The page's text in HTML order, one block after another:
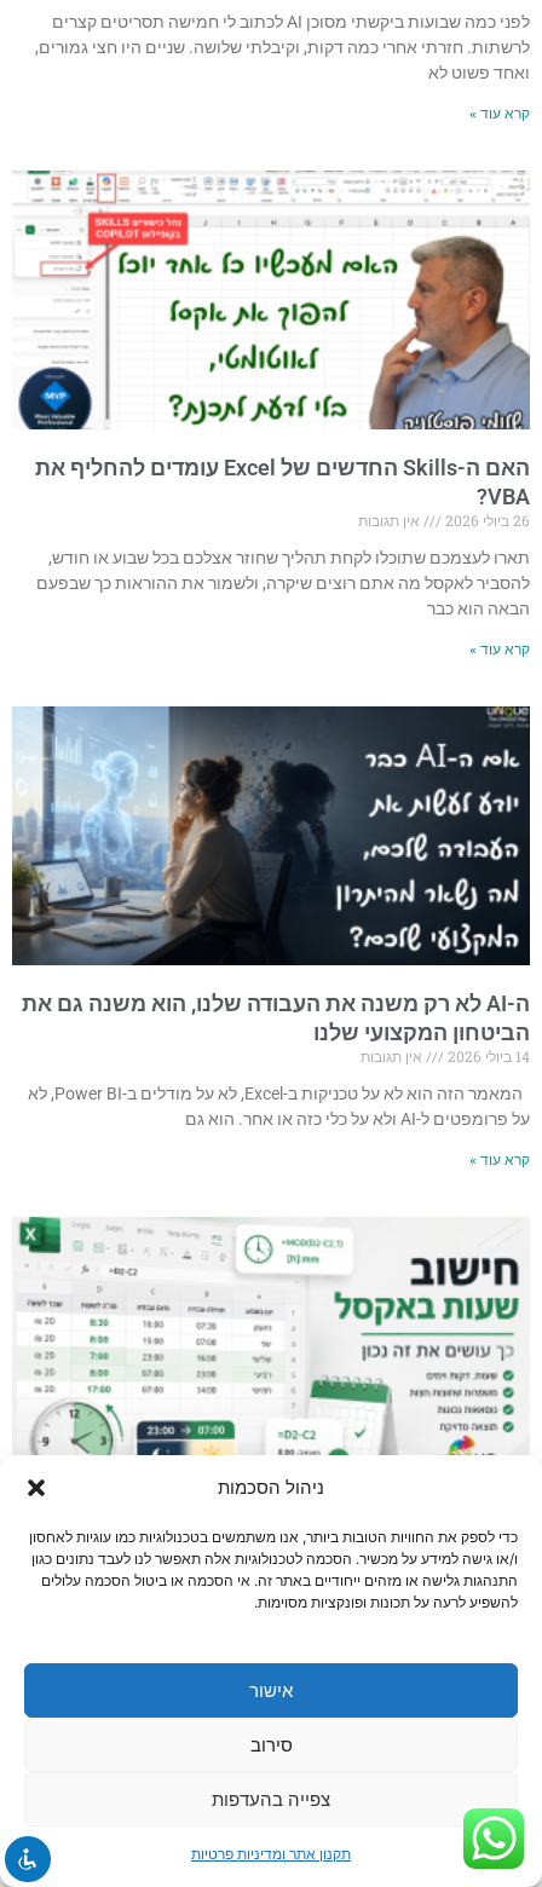
ניהול הסכמות
כדי לספק את החוויות הטובות ביותר, אנו משתמשים בטכנולוגיות כמו עוגיות לאחסון
ו/או גישה למידע על מכשיר. הסכמה לטכנולוגיות אלה תאפשר לנו לעבד נתונים כגון
התנהגות גלישה או מזהים ייחודיים באתר זה. אי הסכמה או ביטול הסכמה עלולים
להשפיע לרעה על תכונות ופונקציות מסוימות.
אישור
סירוב
צפייה בהעדפות
תקנון אתר ומדיניות פרטיות
לפני כמה שבועות ביקשתי מסוכן AI לכתוב לי חמישה תסריטים קצרים
לרשתות. חזרתי אחרי כמה דקות, וקיבלתי שלושה. שניים היו חצי גמורים,
ואחד פשוט לא
קרא עוד »
האם ה-Skills החדשים של Excel עומדים להחליף את
VBA?
26 ביולי 2026
אין תגובות
תארו לעצמכם שתוכלו לקחת תהליך שחוזר אצלכם בכל שבוע או חודש,
להסביר לאקסל מה אתם רוצים שיקרה, ולשמור את ההוראות כך שבפעם
הבאה הוא כבר
קרא עוד »
ה-AI לא רק משנה את העבודה שלנו, הוא משנה גם את
הביטחון המקצועי שלנו
14 ביולי 2026
אין תגובות
המאמר הזה הוא לא על טכניקות ב-Excel, לא על מודלים ב-Power BI, לא
על פרומפטים ל-AI ולא על כלי כזה או אחר. הוא גם
קרא עוד »
כשמשמרת עוברת את חצות
אין תגובות
שעת התחלה: 07:30. שעת סיום: 16:00. על פניו מדובר בחישוב פשוט: שעת